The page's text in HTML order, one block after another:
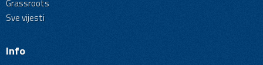
Grassroots
Sve vijesti
Info